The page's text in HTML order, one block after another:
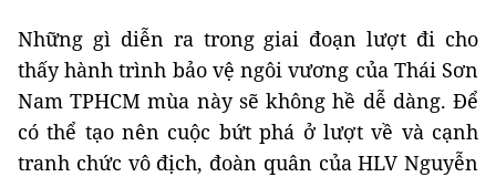
Những gì diễn ra trong giai đoạn lượt đi cho
thấy hành trình bảo vệ ngôi vương của Thái Sơn
Nam TPHCM mùa này sẽ không hề dễ dàng. Để
có thể tạo nên cuộc bứt phá ở lượt về và cạnh
tranh chức vô địch, đoàn quân của HLV Nguyễn